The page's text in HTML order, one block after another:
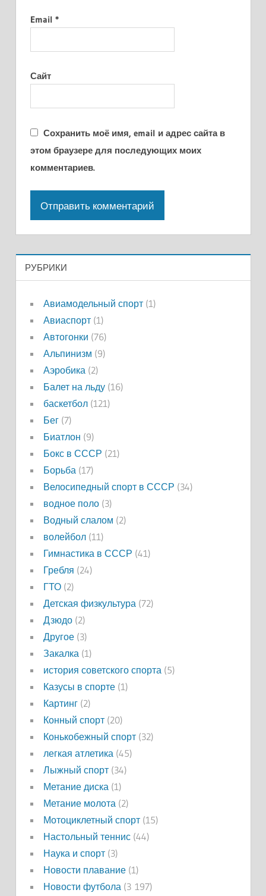
Email *
Сайт
Сохранить моё имя, email и адрес сайта в
этом браузере для последующих моих
комментариев.
РУБРИКИ
Авиамодельный спорт(1)
Авиаспорт(1)
Автогонки (76)
Альпинизм (9)
Аэробика (2)
Балет на льду(16)
баскетбол(121)
Бег(7)
Биатлон (9)
Бокс в СССР (21)
Борьба (17)
Велосипедный спорт в СССР (34)
водное поло(3)
Водный слалом (2)
волейбол(11)
Гимнастика в СССР (41)
Гребля (24)
ГТО(2)
Детская физкультура (72)
Дзюдо(2)
Другое(3)
Закалка (1)
история советского спорта (5)
Казусы в спорте(1)
Картинг(2)
Конный спорт(20)
Конькобежный спорт(32)
легкая атлетика (45)
Лыжный спорт(34)
Метание диска (1)
Метание молота (2)
Мотоциклетный спорт(15)
Настольный теннис(44)
Наука и спорт(3)
Новости плавание(1)
Новости футбола (3 197)